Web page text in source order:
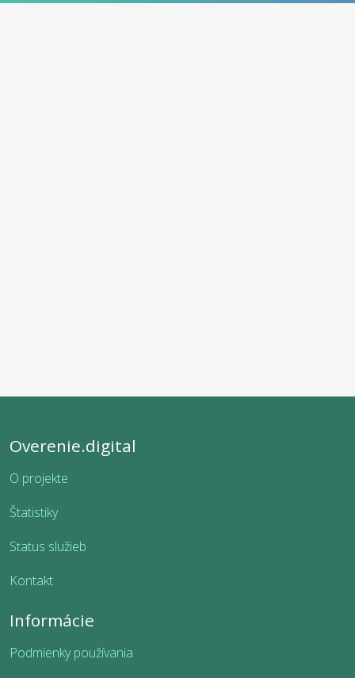
Overenie.digital
O projekte
Štatistiky
Status služieb
Kontakt
Informácie
Podmienky používania